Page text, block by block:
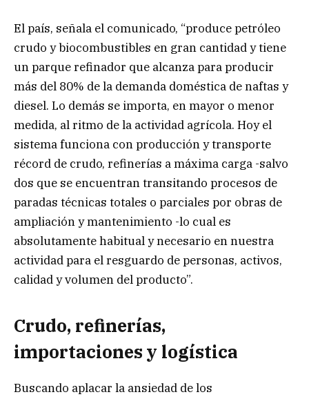
El país, señala el comunicado, “produce petróleo
crudo y biocombustibles en gran cantidad y tiene
un parque refinador que alcanza para producir
más del 80% de la demanda doméstica de naftas y
diesel. Lo demás se importa, en mayor o menor
medida, al ritmo de la actividad agrícola. Hoy el
sistema funciona con producción y transporte
récord de crudo, refinerías a máxima carga -salvo
dos que se encuentran transitando procesos de
paradas técnicas totales o parciales por obras de
ampliación y mantenimiento -lo cual es
absolutamente habitual y necesario en nuestra
actividad para el resguardo de personas, activos,
calidad y volumen del producto”.
Crudo, refinerías,
importaciones y logística
Buscando aplacar la ansiedad de los